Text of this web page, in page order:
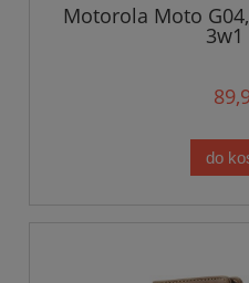
Motorola Moto
3w1
do